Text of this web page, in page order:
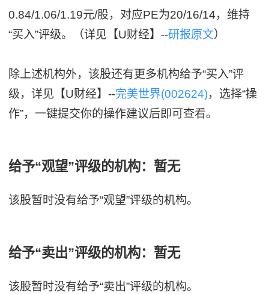
0.84/1.06/1.19元/股，对应PE为20/16/14，维持
“买入”评级。（详见【U财经】--研报原文）
除上述机构外，该股还有更多机构给予“买入”评
级，详见【U财经】--完美世界(002624)，选择“操
作”，一键提交你的操作建议后即可查看。
给予“观望”评级的机构：暂无
该股暂时没有给予“观望”评级的机构。
给予“卖出”评级的机构：暂无
该股暂时没有给予“卖出”评级的机构。